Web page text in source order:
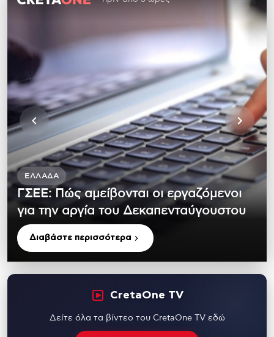
ΕΛΛΆΔΑ
ΓΣΕΕ: Πώς αμείβονται οι εργαζόμενοι
για την αργία του Δεκαπενταύγουστου
Διαβάστε περισσότερα
CretaOne TV
Δείτε όλα τα βίντεο του CretaOne TV εδώ